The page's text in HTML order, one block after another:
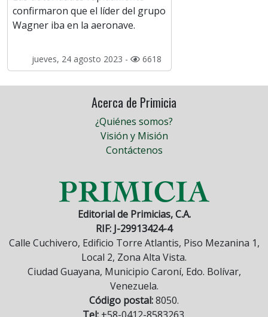
confirmaron que el líder del grupo
Wagner iba en la aeronave.
jueves, 24 agosto 2023 - 6618
Acerca de Primicia
¿Quiénes somos?
Visión y Misión
Contáctenos
Editorial de Primicias, C.A.
RIF: J-29913424-4
Calle Cuchivero, Edificio Torre Atlantis, Piso Mezanina 1,
Local 2, Zona Alta Vista.
Ciudad Guayana, Municipio Caroní, Edo. Bolívar,
Venezuela.
Código postal:8050.